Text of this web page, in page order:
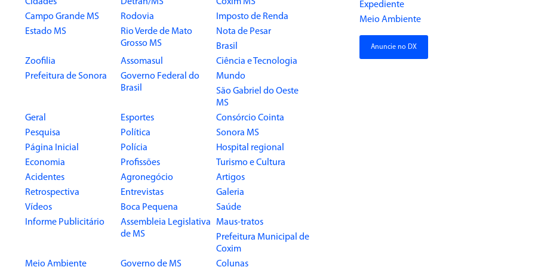
Campo Grande MS
Rodovia
Imposto de Renda
Estado MS
Rio Verde de Mato
Grosso MS
Nota de Pesar
Brasil
Zoofilia
Assomasul
Ciência e Tecnologia
Prefeitura de Sonora
Governo Federal do
Brasil
Mundo
São Gabriel do Oeste
MS
Geral
Esportes
Consórcio Cointa
Pesquisa
Política
Sonora MS
Página Inicial
Polícia
Hospital regional
Economia
Profissões
Turismo e Cultura
Acidentes
Agronegócio
Artigos
Retrospectiva
Entrevistas
Galeria
Vídeos
Boca Pequena
Saúde
Informe Publicitário
Assembleia Legislativa
de MS
Maus-tratos
Prefeitura Municipal de
Coxim
Meio Ambiente
Governo de MS Colunas
Expediente
Meio Ambiente
Anuncie no DX